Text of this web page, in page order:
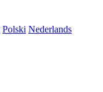
Polski Nederlands